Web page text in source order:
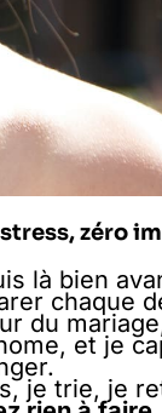
zéro
là bien
chaque
du
et je
je trie, je